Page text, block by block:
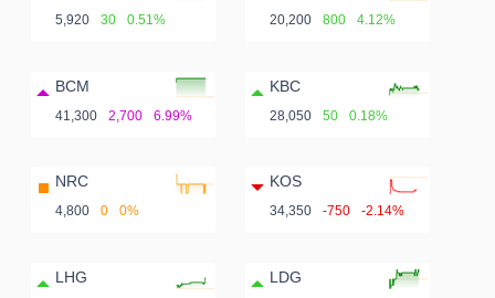
5,920 30 0.51% 20,200 800 4.12%
BCM
41,300 2,700 6.99%
KBC
28,050 50 0.18%
NRC
4,800 0 0%
KOS
34,350 -750 -2.14%
LHG LDG